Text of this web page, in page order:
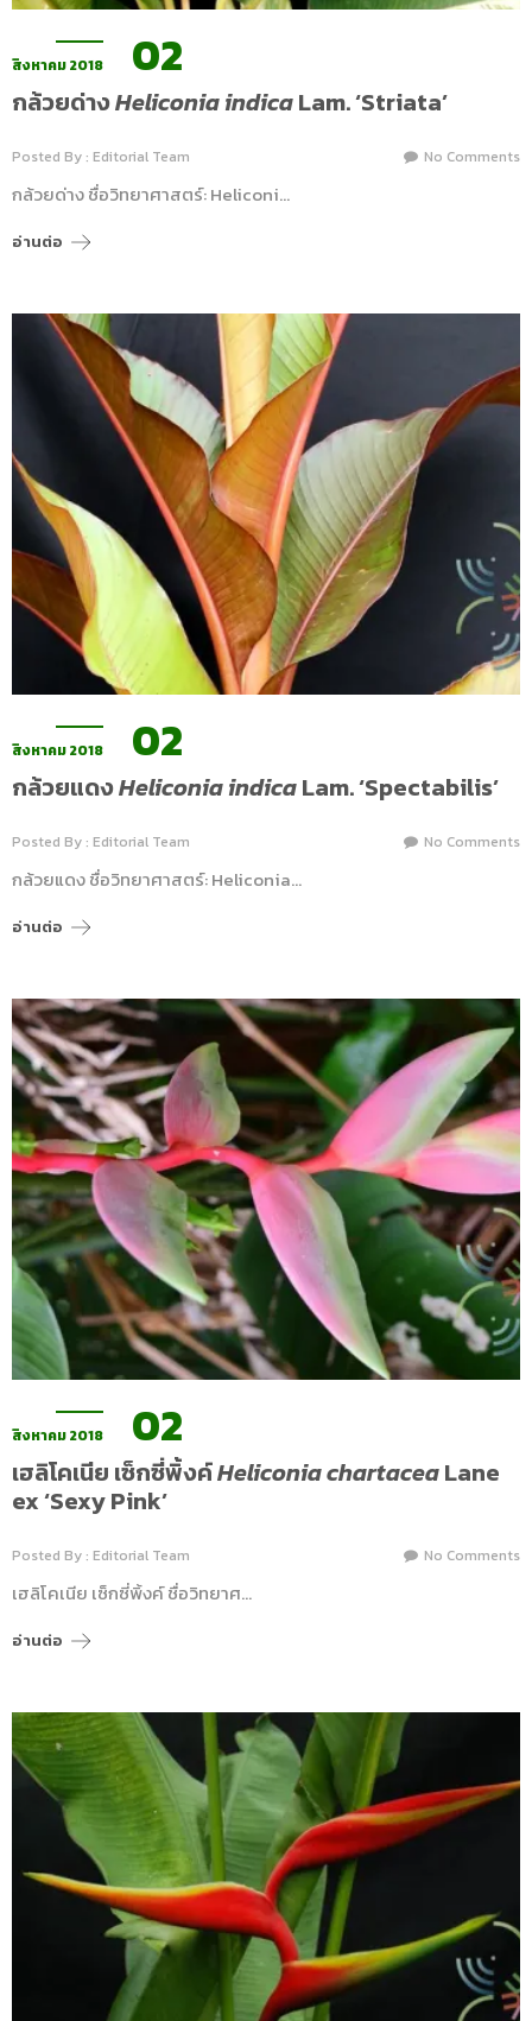
สิงหาคม 2018 02
กล้วยด่างHeliconia indicaLam. ‘Striata’
Posted By : Editorial Team No Comments
กล้วยด่าง ชื่อวิทยาศาสตร์: Heliconi…
อ่านต่อ
สิงหาคม 2018 02
กล้วยแดงHeliconia indicaLam. ‘Spectabilis’
Posted By : Editorial Team No Comments
กล้วยแดง ชื่อวิทยาศาสตร์: Heliconia…
อ่านต่อ
สิงหาคม 2018 02
เฮลิโคเนีย เซ็กซี่พิ้งค์Heliconia chartaceaLane
ex ‘Sexy Pink’
Posted By : Editorial Team No Comments
เฮลิโคเนีย เซ็กซี่พิ้งค์ ชื่อวิทยาศ…
อ่านต่อ